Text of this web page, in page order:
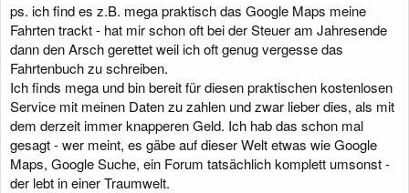
ps. ich find es z.B. mega praktisch das Google Maps meine
Fahrten trackt - hat mir schon oft bei der Steuer am Jahresende
dann den Arsch gerettet weil ich oft genug vergesse das
Fahrtenbuch zu schreiben.
Ich finds mega und bin bereit für diesen praktischen kostenlosen
Service mit meinen Daten zu zahlen und zwar lieber dies, als mit
dem derzeit immer knapperen Geld. Ich hab das schon mal
gesagt - wer meint, es gäbe auf dieser Welt etwas wie Google
Maps, Google Suche, ein Forum tatsächlich komplett umsonst -
der lebt in einer Traumwelt.